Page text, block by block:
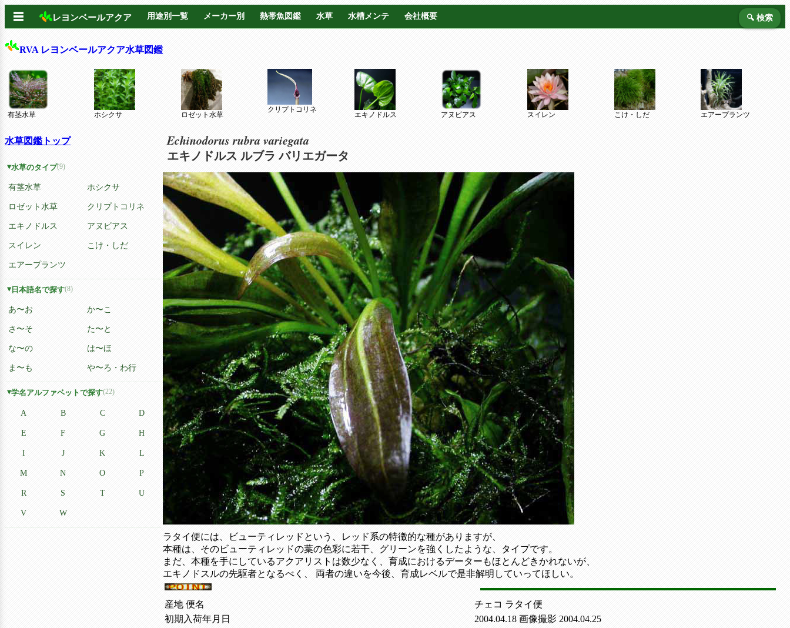
☰ レヨンベールアクア 用途別一覧 メーカー別 熱帯魚図鑑 水草 水槽メンテ 会社概要 🔍 検索
RVA レヨンベールアクア水草図鑑
有茎水草 ホシクサ ロゼット水草
クリプトコリネ
エキノドルス アヌビアス スイレン こけ・しだ エアープランツ
Echinodorus rubra variegata
エキノドルス ルブラ バリエガータ
ラタイ便には、ビューティレッドという、レッド系の特徴的な種がありますが、
本種は、そのビューティレッドの葉の色彩に若干、グリーンを強くしたような、タイプです。
まだ、本種を手にしているアクアリストは数少なく、育成におけるデーターもほとんどきかれないが、
エキノドスルの先駆者となるべく、 両者の違いを今後、育成レベルで是非解明していってほしい。
産地 便名
チェコ ラタイ便
初期入荷年月日
2004.04.18 画像撮影 2004.04.25
水草図鑑トップ
水草のタイプ(9)
有茎水草 ホシクサ
ロゼット水草 クリプトコリネ
エキノドルス アヌビアス
スイレン こけ・しだ
エアープランツ
日本語名で探す(8)
あ〜お か〜こ
さ〜そ た〜と
な〜の は〜ほ
ま〜も や〜ろ・わ行
学名アルファベットで探す(22)
A B C D
E F G H
I J K L
M N O P
R S T U
V W